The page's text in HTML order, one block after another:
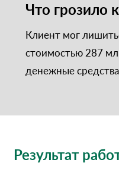
Что грозило
Клиент мог
стоимостью 287
денежные
Результат